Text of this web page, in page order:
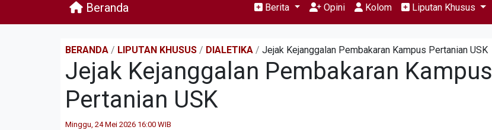
Beranda Berita Opini Kolom Liputan Khusus
BERANDA / LIPUTAN KHUSUS / DIALETIKA / Jejak Kejanggalan Pembakaran Kampus Pertanian USK
Jejak Kejanggalan Pembakaran Kampus
Pertanian USK
Minggu, 24 Mei 2026 16:00 WIB